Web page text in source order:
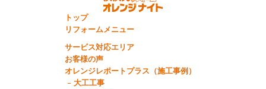
トップ
リフォームメニュー
サービス対応エリア
お客様の声
オレンジレポートプラス（施工事例）
大工工事